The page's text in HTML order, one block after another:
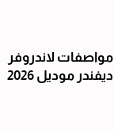
مواصفات لاندروفر
ديفندر موديل 2026